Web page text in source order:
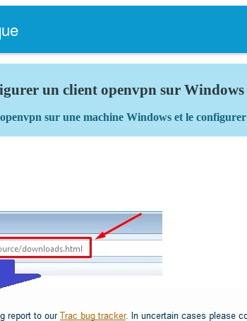
un client openvpn sur Windows
sur une machine Windows et le configurer